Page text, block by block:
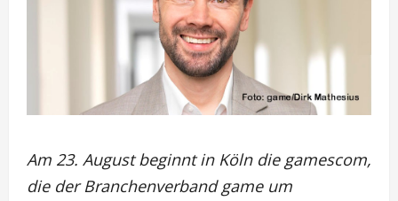
Am 23. August beginnt in Köln die gamescom,
die der Branchenverband game um